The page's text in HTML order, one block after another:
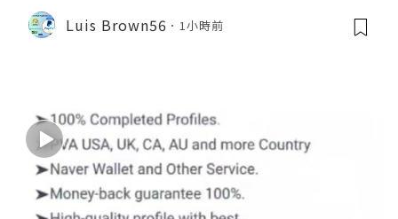
Luis Brown56 1小時前